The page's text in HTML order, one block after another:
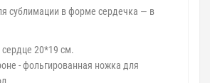
сублимации в форме сердечка — в
20*19 см.
- фольгированная ножка для